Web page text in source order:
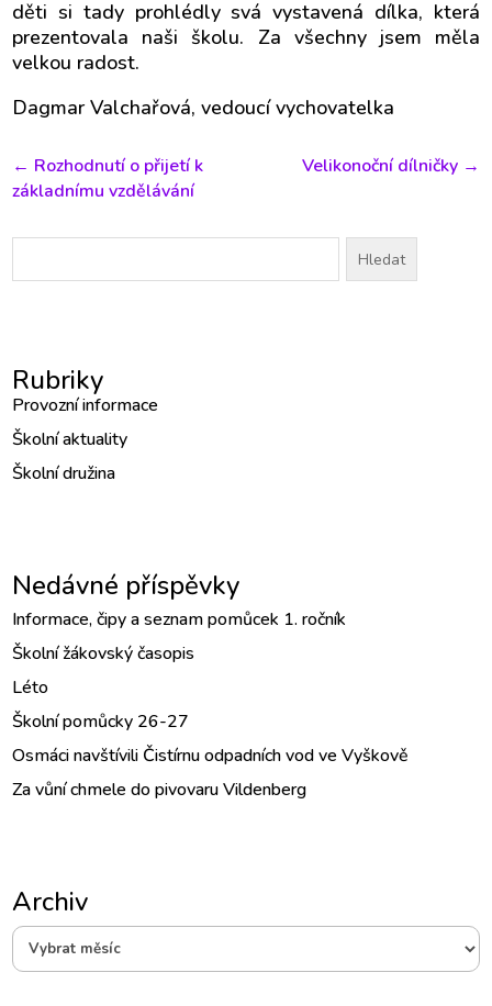
děti si tady prohlédly svá vystavená dílka, která
prezentovala naši školu. Za všechny jsem měla
velkou radost.
Dagmar Valchařová, vedoucí vychovatelka
← Rozhodnutí o přijetí k
základnímu vzdělávání
Velikonoční dílničky→
Vyhledávání
Rubriky
Provozní informace
Školní aktuality
Školní družina
Nedávné příspěvky
Informace, čipy a seznam pomůcek 1. ročník
Školní žákovský časopis
Léto
Školní pomůcky 26-27
Osmáci navštívili Čistírnu odpadních vod ve Vyškově
Za vůní chmele do pivovaru Vildenberg
ArchivArchiv